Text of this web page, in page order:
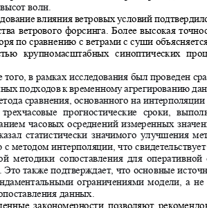
волн.
влияния ветровых условий
ветрового форсинга. Более высокая
по сравнению с ветрами с суши
крупномасштабных синоптических
того, в рамках исследования был проведен
подходов к временному агрегированию
сравнения, основанного на
прогностические сроки,
часовых осреднений измеренных
статистически значимого улучшения
с методом интерполяции, что
методики сопоставления для
Это также подтверждает, что основные
ограничениями модели, а
данных.
закономерности позволяют